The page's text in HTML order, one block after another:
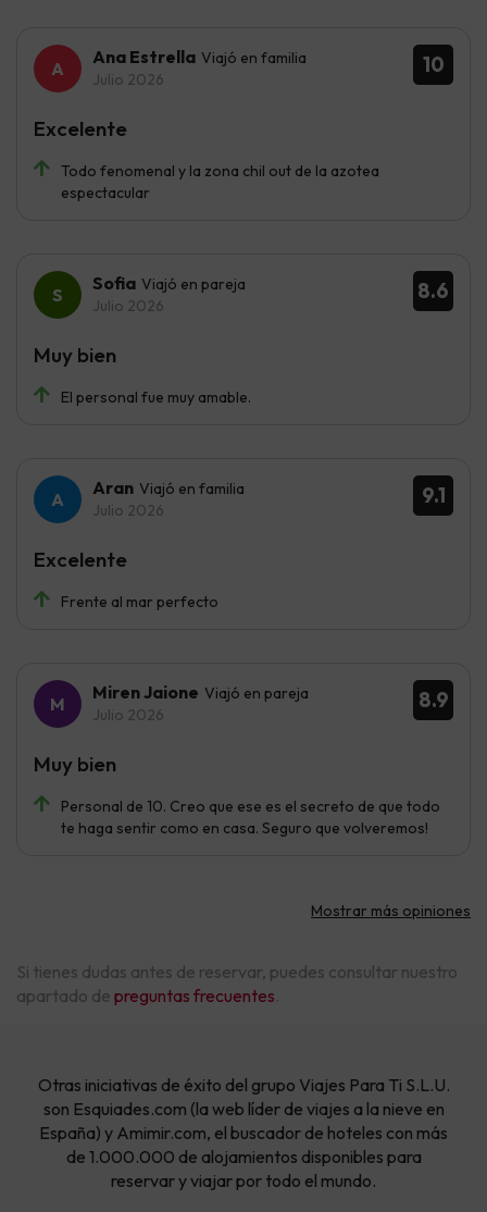
10
Ana Estrella Viajó en familia
Julio 2026
Todo fenomenal y la zona chil out de la azotea
espectacular
Excelente
8.6
Sofia Viajó en pareja
Julio 2026
El personal fue muy amable.
Muy bien
9.1
Aran Viajó en familia
Julio 2026
Frente al mar perfecto
Excelente
8.9
Miren Jaione Viajó en pareja
Julio 2026
Personal de 10. Creo que ese es el secreto de que todo
te haga sentir como en casa. Seguro que volveremos!
Muy bien
Mostrar más opiniones
Si tienes dudas antes de reservar, puedes consultar nuestro
apartado de preguntas frecuentes.
Otras iniciativas de éxito del grupo Viajes Para Ti S.L.U.
son Esquiades.com (la web líder de viajes a la nieve en
España) y Amimir.com, el buscador de hoteles con más
de 1.000.000 de alojamientos disponibles para
reservar y viajar por todo el mundo.